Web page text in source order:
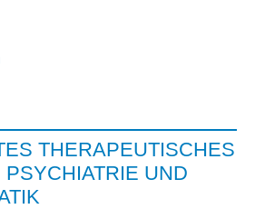
THERAPEUTISCHES
UND